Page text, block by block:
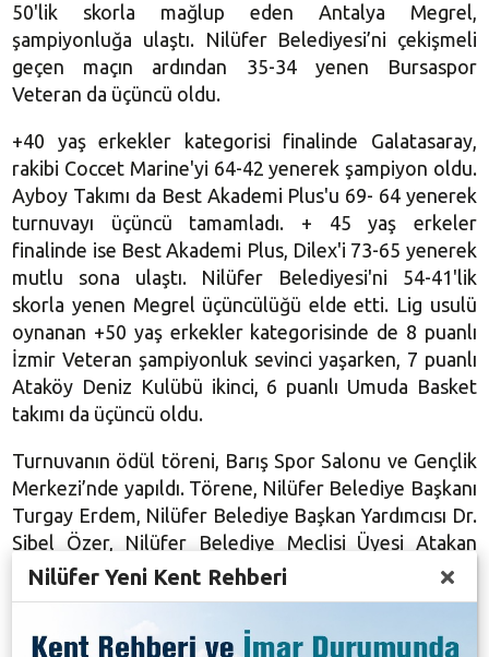
50'lik skorla mağlup eden Antalya Megrel,
şampiyonluğa ulaştı. Nilüfer Belediyesi’ni çekişmeli
geçen maçın ardından 35-34 yenen Bursaspor
Veteran da üçüncü oldu.
+40 yaş erkekler kategorisi finalinde Galatasaray,
rakibi Coccet Marine'yi 64-42 yenerek şampiyon oldu.
Ayboy Takımı da Best Akademi Plus'u 69- 64 yenerek
turnuvayı üçüncü tamamladı. + 45 yaş erkeler
finalinde ise Best Akademi Plus, Dilex'i 73-65 yenerek
mutlu sona ulaştı. Nilüfer Belediyesi'ni 54-41'lik
skorla yenen Megrel üçüncülüğü elde etti. Lig usulü
oynanan +50 yaş erkekler kategorisinde de 8 puanlı
İzmir Veteran şampiyonluk sevinci yaşarken, 7 puanlı
Ataköy Deniz Kulübü ikinci, 6 puanlı Umuda Basket
takımı da üçüncü oldu.
Turnuvanın ödül töreni, Barış Spor Salonu ve Gençlik
Merkezi’nde yapıldı. Törene, Nilüfer Belediye Başkanı
Turgay Erdem, Nilüfer Belediye Başkan Yardımcısı Dr.
Sibel Özer, Nilüfer Belediye Meclisi Üyesi Atakan
Çorbacı ile İsmail Baş’ın ailesi de katıldı.
verenleri ağırlamaktan mutluluk duyduklarını belirten
Nilüfer Yeni Kent Rehberi